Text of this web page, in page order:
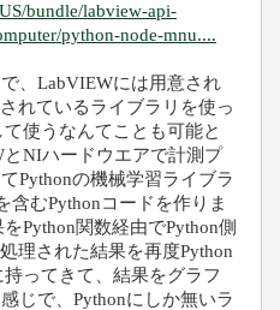
bundle/labview-api-
python-node-mnu....
、 LabVIEWには用意され
れているライブラリを使っ
使うなんてことも可能と
とNIハードウエアで計測プ
Pythonの機械学習ライブラ
含むPythonコードを作りま
Python関数経由でPython側
理された結果を再度Python
持ってきて、結果をグラフ
じで、 Pythonにしか無いラ